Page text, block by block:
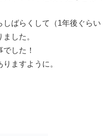
ばらくして（1年後ぐらい
した。
した！
ますように。